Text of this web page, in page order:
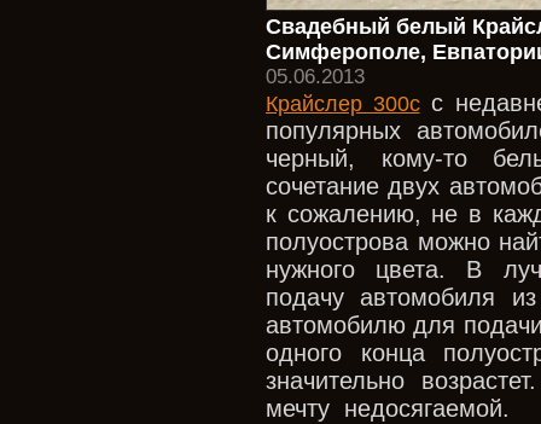
Свадебный белый
Симферополе,
05.06.2013
Крайслер 300сс
популярных
черный, кому-то
сочетание двух
к сожалению, не в
полуострова можно
нужного цвета. В
подачу автомобиля
автомобилю для
одного конца
значительно
мечту недосягаемой.